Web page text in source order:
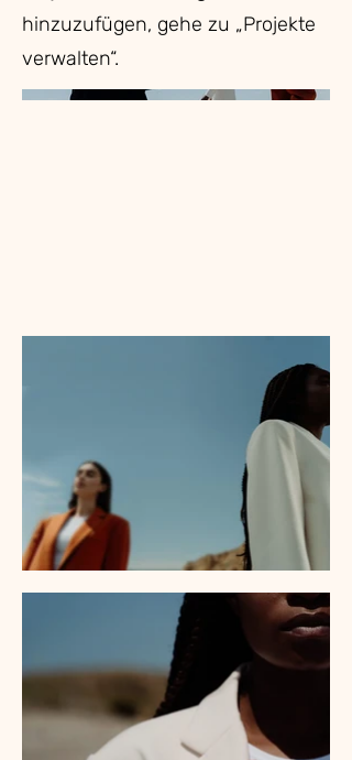
hinzuzufügen, gehe zu „Projekte
verwalten“.